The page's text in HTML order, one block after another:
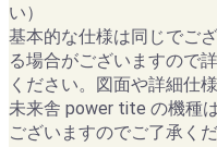
い）
基本的な仕様は同じでご
る場合がございますので
ください。図面や詳細仕
未来舎 power tite の機種
ございますのでご了承くだ